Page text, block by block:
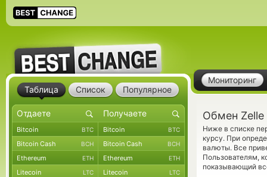
Мониторинг
Обмен Zelle
Ниже в списке
курсу. При
валюты. Все
Пользователям,
показывающий
Таблица Список Популярное
Bitcoin BTC Bitcoin BTC
Bitcoin Cash BCH Bitcoin Cash BCH
Ethereum ETH Ethereum ETH
Litecoin LTC Litecoin LTC